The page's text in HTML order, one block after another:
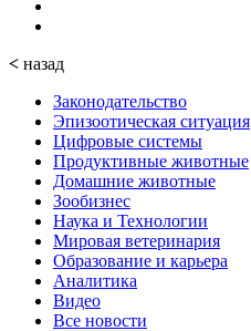
< назад
Законодательство
Эпизоотическая ситуация
Цифровые системы
Продуктивные животные
Домашние животные
Зообизнес
Наука и Технологии
Мировая ветеринария
Образование и карьера
Аналитика
Видео
Все новости